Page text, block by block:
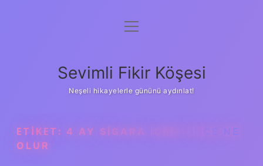
Anasayfa
Yasal Uyarı
menüyü
Sevimli Fikir Köşesi
Neşeli hikayelerle gününü aydınlat!
ETIKET: 4 AY SIGARA IÇMEYINCE NE
OLUR